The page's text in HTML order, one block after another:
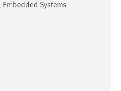
Embedded Systems